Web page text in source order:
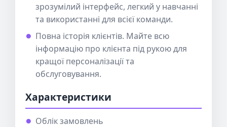
зрозумілий інтерфейс, легкий у навчанні
та використанні для всієї команди.
Повна історія клієнтів. Майте всю
інформацію про клієнта під рукою для
кращої персоналізації та
обслуговування.
Характеристики
Облік замовлень